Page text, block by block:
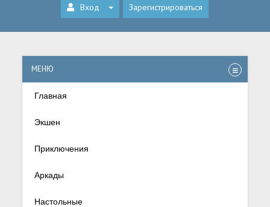
Вход Зарегистрироваться
МЕНЮ
Главная
Экшен
Приключения
Аркады
Настольные